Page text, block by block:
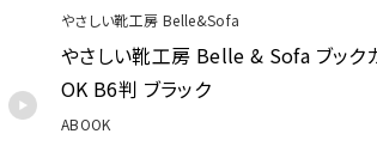
やさしい靴工房 Belle&Sofa
やさしい靴工房 Belle & Sofa ブック
OK B6判 ブラック
ABOOK